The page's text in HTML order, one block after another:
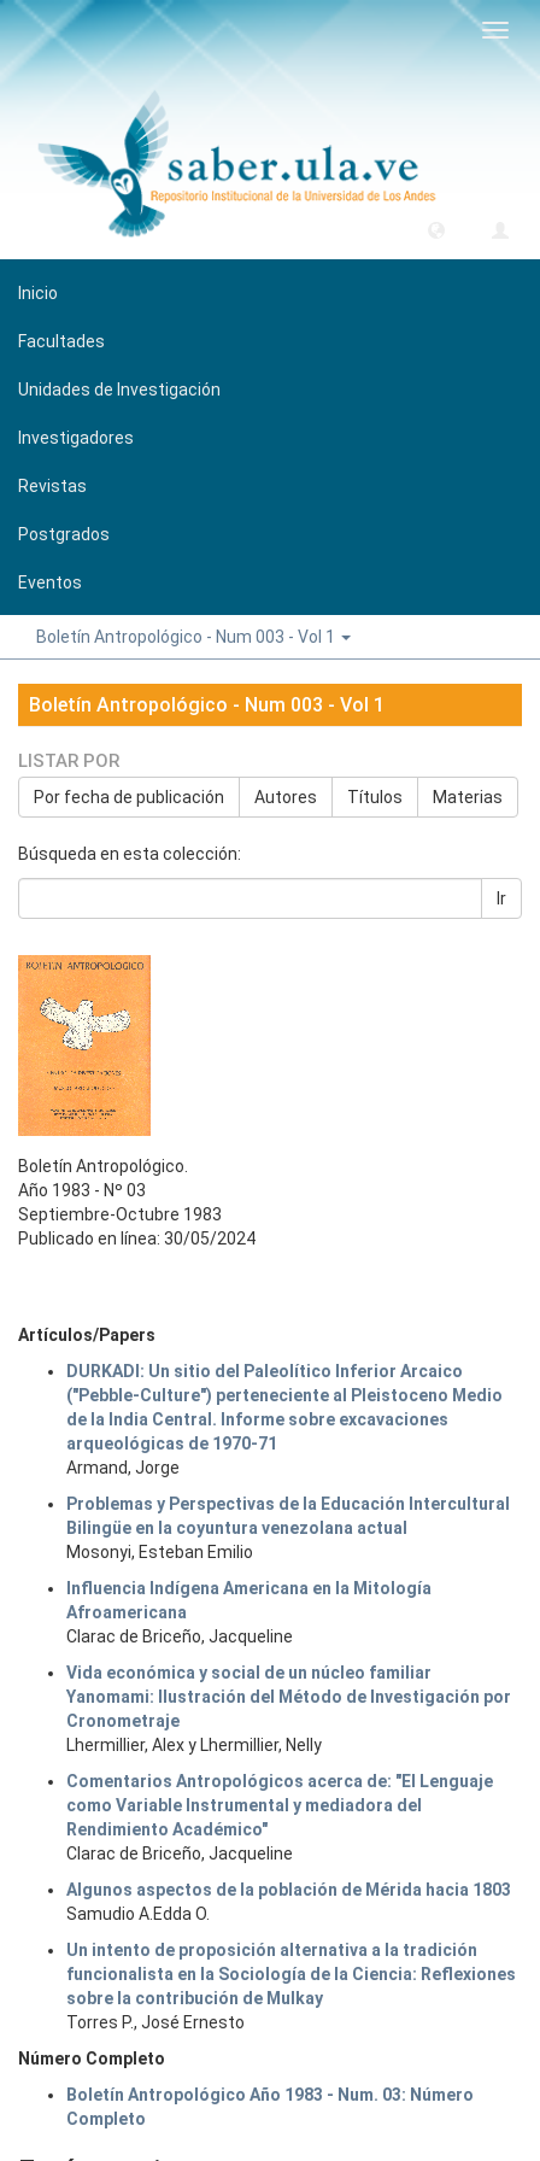
Inicio
Facultades
Unidades de Investigación
Investigadores
Revistas
Postgrados
Eventos
Boletín Antropológico - Num 003 - Vol 1
Boletín Antropológico - Num 003 - Vol 1
LISTAR POR
Por fecha de publicación Autores Títulos Materias
Búsqueda en esta colección:
Ir
Boletín Antropológico.
Año 1983 - Nº 03
Septiembre-Octubre 1983
Publicado en línea: 30/05/2024
Artículos/Papers
DURKADI: Un sitio del Paleolítico Inferior Arcaico
("Pebble-Culture") perteneciente al Pleistoceno Medio
de la India Central. Informe sobre excavaciones
arqueológicas de 1970-71
Armand, Jorge
Problemas y Perspectivas de la Educación Intercultural
Bilingüe en la coyuntura venezolana actual
Mosonyi, Esteban Emilio
Influencia Indígena Americana en la Mitología
Afroamericana
Clarac de Briceño, Jacqueline
Vida económica y social de un núcleo familiar
Yanomami: Ilustración del Método de Investigación por
Cronometraje
Lhermillier, Alex y Lhermillier, Nelly
Comentarios Antropológicos acerca de: "El Lenguaje
como Variable Instrumental y mediadora del
Rendimiento Académico"
Clarac de Briceño, Jacqueline
Algunos aspectos de la población de Mérida hacia 1803
Samudio A.Edda O.
Un intento de proposición alternativa a la tradición
funcionalista en la Sociología de la Ciencia: Reflexiones
sobre la contribución de Mulkay
Torres P., José Ernesto
Número Completo
Boletín Antropológico Año 1983 - Num. 03: Número
Completo